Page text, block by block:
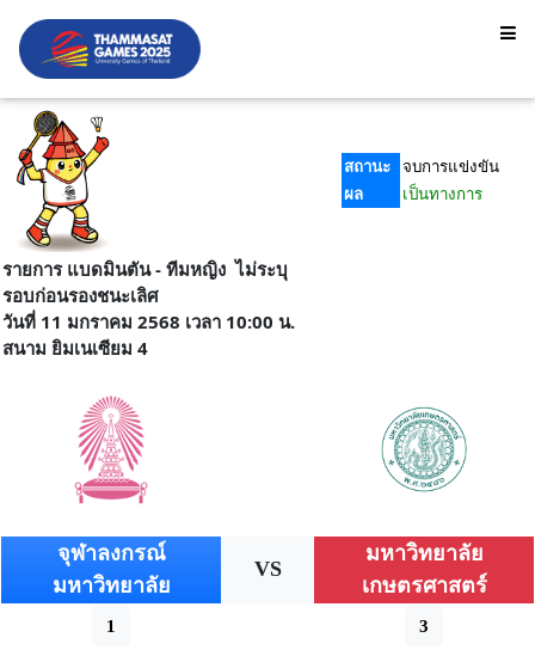
สถานะ
จบการแข่งขัน
ผล
เป็นทางการ
รายการ แบดมินตัน - ทีมหญิง ไม่ระบุ
รอบก่อนรองชนะเลิศ
วันที่ 11 มกราคม 2568 เวลา 10:00 น.
สนาม ยิมเนเซียม 4
จุฬาลงกรณ์
มหาวิทยาลัย
VS
มหาวิทยาลัย
เกษตรศาสตร์
1 3